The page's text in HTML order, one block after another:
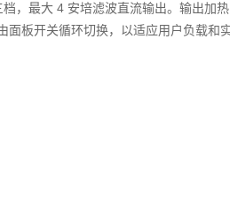
，最大 4 安培滤波直流输出。输出加
板开关循环切换，以适应用户负载和